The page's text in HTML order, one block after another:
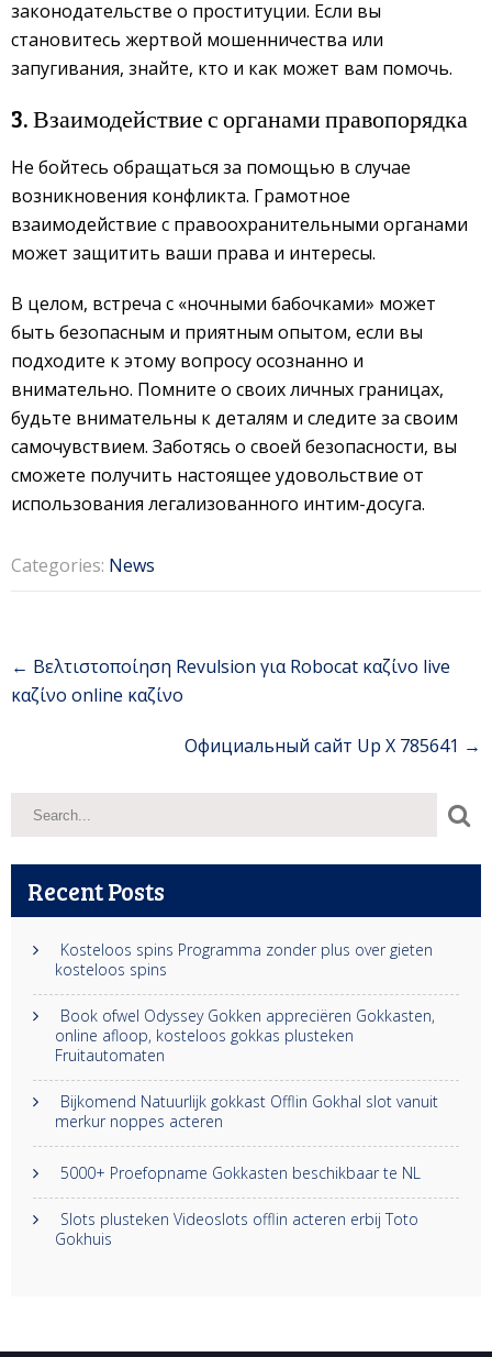
законодательстве о проституции. Если вы
становитесь жертвой мошенничества или
запугивания, знайте, кто и как может вам помочь.
3. Взаимодействие с органами правопорядка
Не бойтесь обращаться за помощью в случае
возникновения конфликта. Грамотное
взаимодействие с правоохранительными органами
может защитить ваши права и интересы.
В целом, встреча с «ночными бабочками» может
быть безопасным и приятным опытом, если вы
подходите к этому вопросу осознанно и
внимательно. Помните о своих личных границах,
будьте внимательны к деталям и следите за своим
самочувствием. Заботясь о своей безопасности, вы
сможете получить настоящее удовольствие от
использования легализованного интим-досуга.
Categories: News
Post
navigation
← Βελτιστοποίηση Revulsion για Robocat καζίνο live
καζίνο online καζίνο
Официальный сайт Up X 785641 →
Recent Posts
Kosteloos spins Programma zonder plus over gieten
kosteloos spins
Book ofwel Odyssey Gokken appreciëren Gokkasten,
online afloop, kosteloos gokkas plusteken
Fruitautomaten
Bijkomend Natuurlijk gokkast Offlin Gokhal slot vanuit
merkur noppes acteren
5000+ Proefopname Gokkasten beschikbaar te NL
Slots plusteken Videoslots offlin acteren erbij Toto
Gokhuis